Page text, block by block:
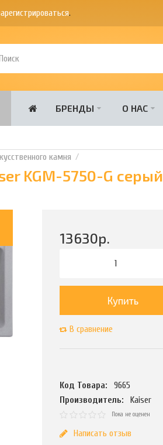
.
БРЕНДЫ О НАС
камня
KGM-5750-G серый
13630р.
Купить
В сравнение
Код Товара:
9665
Производитель:
Kaiser
Пока не оценен
Написать отзыв